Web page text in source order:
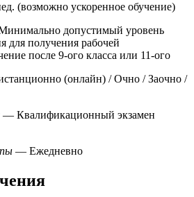
(возможно ускоренное обучение)
допустимый уровень
для получения рабочей
после 9-ого класса или 11-ого
(онлайн) / Очно / Заочно /
— Квалификационный экзамен
— Ежедневно